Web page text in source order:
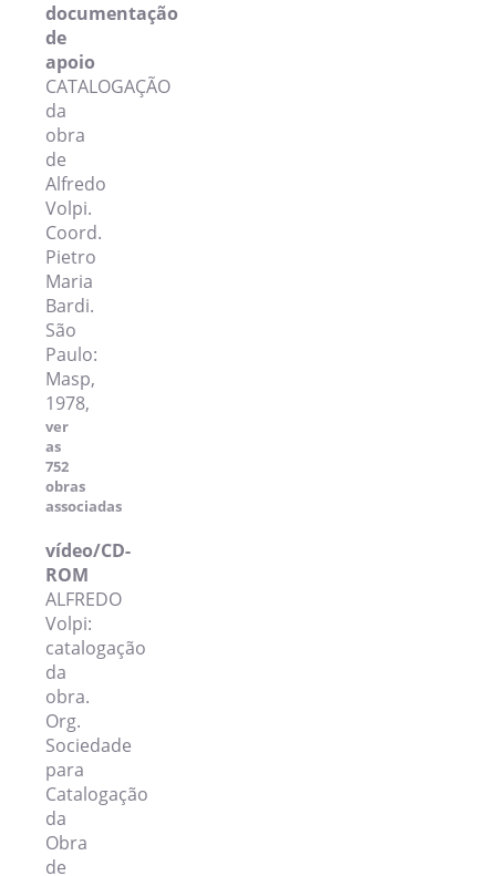
documentação
de
apoio
CATALOGAÇÃO
da
obra
de
Alfredo
Volpi.
Coord.
Pietro
Maria
Bardi.
São
Paulo:
Masp,
1978,
ver
as
752
obras
associadas
vídeo/CD-
ROM
ALFREDO
Volpi:
catalogação
da
obra.
Org.
Sociedade
para
Catalogação
da
Obra
de